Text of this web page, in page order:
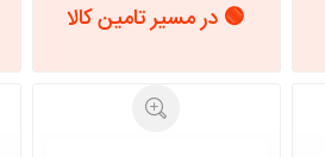
🟢 در مسیر تامین کالا